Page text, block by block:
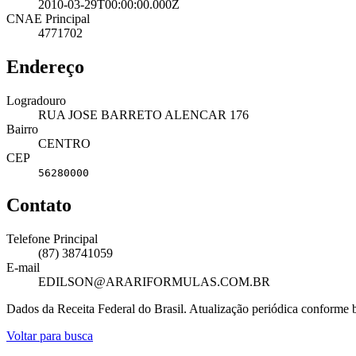
2010-03-29T00:00:00.000Z
CNAE Principal
4771702
Endereço
Logradouro
RUA JOSE BARRETO ALENCAR 176
Bairro
CENTRO
CEP
56280000
Contato
Telefone Principal
(87) 38741059
E-mail
EDILSON@ARARIFORMULAS.COM.BR
Dados da Receita Federal do Brasil. Atualização periódica conforme
Voltar para busca